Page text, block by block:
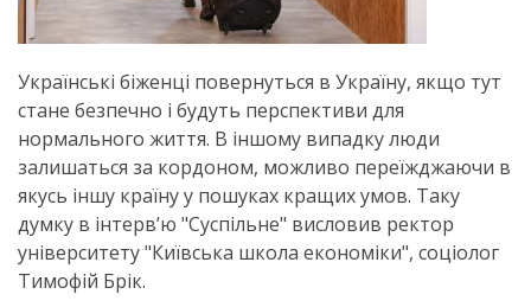
Українські біженці повернуться в Україну, якщо тут
стане безпечно і будуть перспективи для
нормального життя. В іншому випадку люди
залишаться за кордоном, можливо переїжджаючи в
якусь іншу країну у пошуках кращих умов. Таку
думку в інтерв’ю "Суспільне" висловив ректор
університету "Київська школа економіки", соціолог
Тимофій Брік.